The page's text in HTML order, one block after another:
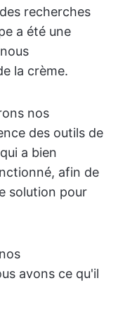
recherches
a été une
la crème.
nos
des outils de
a bien
afin de
solution pour
avons ce qu'il